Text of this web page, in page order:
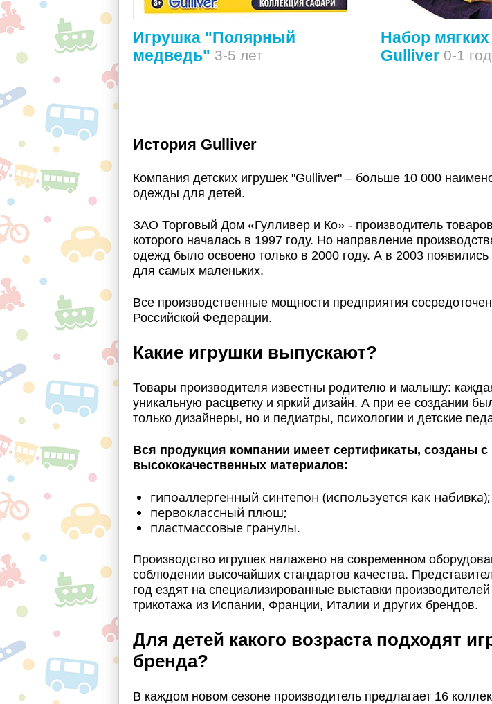
Игрушка "Полярный
медведь" 3-5 лет
Набор
Gulliver 0-1
История Gulliver
Компания детских игрушек "Gulliver" – больше 10 000
одежды для детей.
ЗАО Торговый Дом «Гулливер и Ко» - производитель
которого началась в 1997 году. Но направление
одежд было освоено только в 2000 году. А в 2003
для самых маленьких.
Все производственные мощности предприятия
Российской Федерации.
Какие игрушки выпускают?
Товары производителя известны родителю и малышу:
уникальную расцветку и яркий дизайн. А при ее создании
только дизайнеры, но и педиатры, психологии и детские
Вся продукция компании имеет сертификаты, созданы с
высококачественных материалов:
гипоаллергенный синтепон (используется как набивка);
первоклассный плюш;
пластмассовые гранулы.
Производство игрушек налажено на современном
соблюдении высочайших стандартов качества.
год ездят на специализированные выставки производителей
трикотажа из Испании, Франции, Италии и других брендов.
Для детей какого возраста подходят
бренда?
В каждом новом сезоне производитель предлагает 16